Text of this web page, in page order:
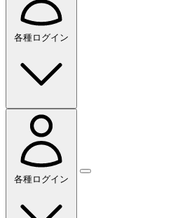
各種ログイン
各種ログイン